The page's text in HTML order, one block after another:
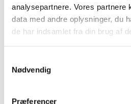
analysepartnere. Vores partnere
data med andre oplysninger, du
de har indsamlet fra din brug af
Nødvendig
Præferencer
stressnavigation, trivsel og